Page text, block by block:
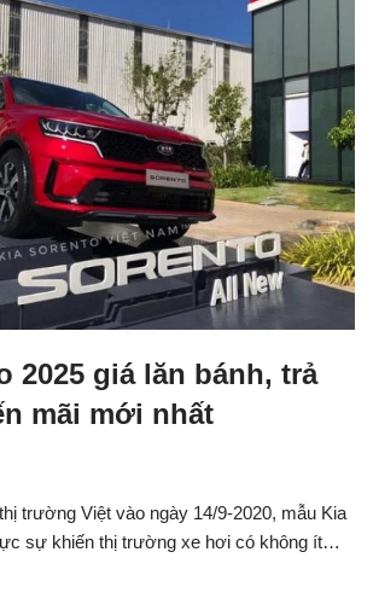
2025 giá lăn bánh, trả
mãi mới nhất
trường Việt vào ngày 14/9-2020, mẫu Kia
sự khiến thị trường xe hơi có không ít…